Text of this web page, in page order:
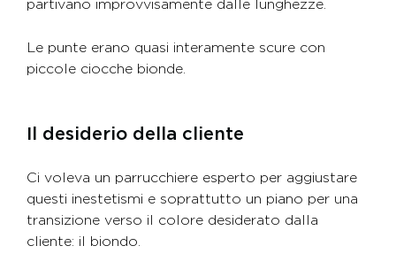
partivano improvvisamente dalle lunghezze.
Le punte erano quasi interamente scure con
piccole ciocche bionde.
Il desiderio della cliente
Ci voleva un parrucchiere esperto per aggiustare
questi inestetismi e soprattutto un piano per una
transizione verso il colore desiderato dalla
cliente: il biondo.